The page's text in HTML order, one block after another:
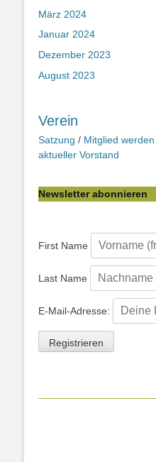
März 2024
Januar 2024
Dezember 2023
August 2023
Verein
Satzung / Mitglied werden
aktueller Vorstand
Newsletter abonnieren
First Name
Last Name
E-Mail-Adresse: